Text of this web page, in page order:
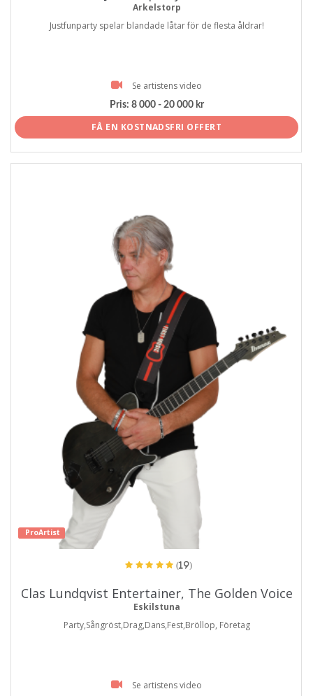
Arkelstorp
Justfunparty spelar blandade låtar för de flesta åldrar!
Se artistens video
Pris: 8 000 - 20 000 kr
FÅ EN KOSTNADSFRI OFFERT
ProArtist
(19)
Clas Lundqvist Entertainer, The Golden Voice
Eskilstuna
Party,Sångröst,Drag,Dans,Fest,Bröllop, Företag
Se artistens video